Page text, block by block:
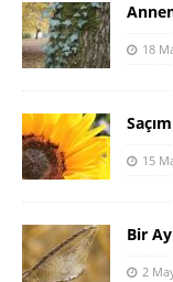
18
15
Bir
2